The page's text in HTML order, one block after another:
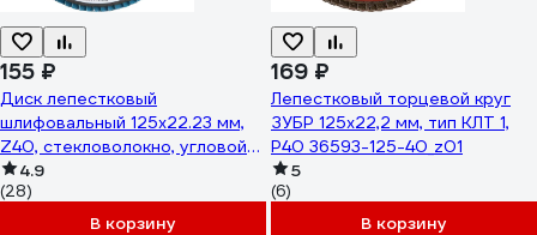
155 ₽
Диск лепестковый
шлифовальный 125x22.23 мм,
Z40, стекловолокно, угловой
Makita D-63781
4.9
(28)
В корзину
169 ₽
Лепестковый торцевой круг
ЗУБР 125x22,2 мм, тип КЛТ 1,
P40 36593-125-40_z01
5
(6)
В корзину